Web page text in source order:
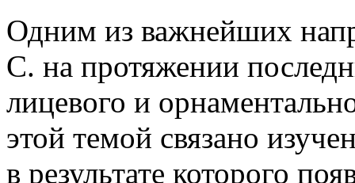
Одним из важнейших
С. на протяжении
лицевого и
этой темой связано
в результате которого